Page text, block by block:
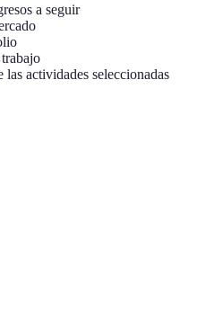
a seguir
actividades seleccionadas